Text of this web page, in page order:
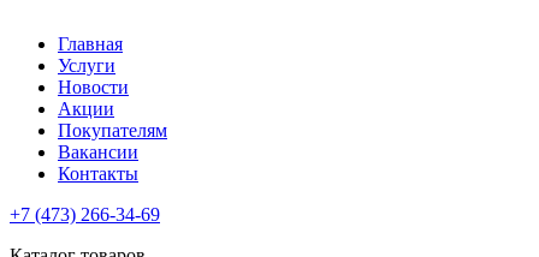
Главная
Услуги
Новости
Акции
Покупателям
Вакансии
Контакты
+7 (473) 266-34-69